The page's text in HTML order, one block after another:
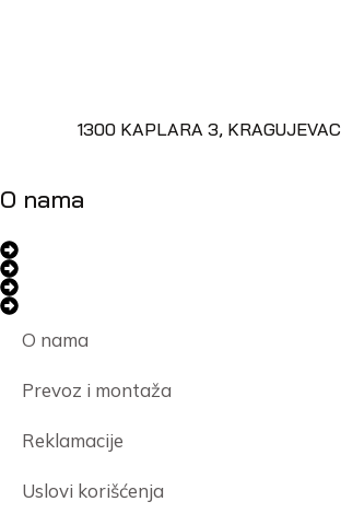
1300 KAPLARA 3,
O nama
O nama
Prevoz i montaža
Reklamacije
Uslovi korišćenja